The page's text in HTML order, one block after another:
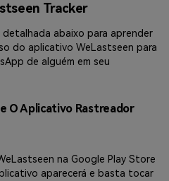
Tracker
abaixo para aprender
do aplicativo WeLastseen para
de alguém em seu
O Aplicativo Rastreador
na Google Play Store
aparecerá e basta tocar